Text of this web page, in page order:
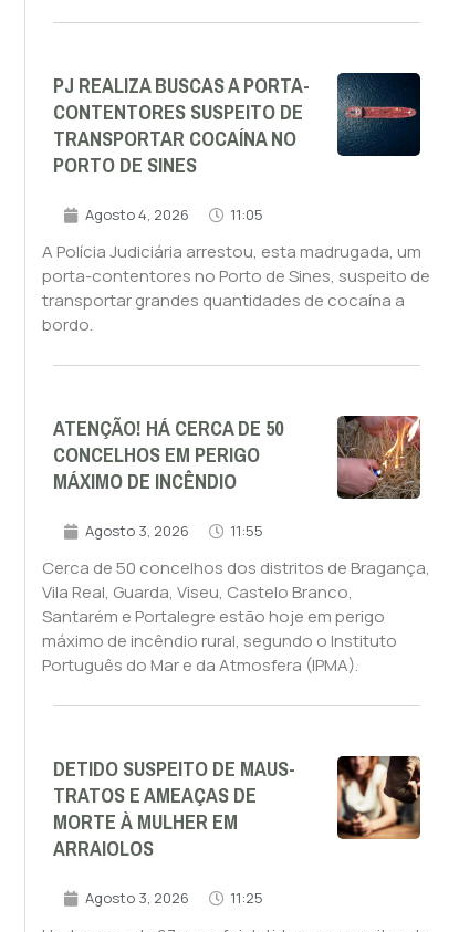
PJ REALIZA BUSCAS A PORTA-
CONTENTORES SUSPEITO DE
TRANSPORTAR COCAÍNA NO
PORTO DE SINES
Agosto 4, 2026 11:05
A Polícia Judiciária arrestou, esta madrugada, um
porta-contentores no Porto de Sines, suspeito de
transportar grandes quantidades de cocaína a
bordo.
ATENÇÃO! HÁ CERCA DE 50
CONCELHOS EM PERIGO
MÁXIMO DE INCÊNDIO
Agosto 3, 2026 11:55
Cerca de 50 concelhos dos distritos de Bragança,
Vila Real, Guarda, Viseu, Castelo Branco,
Santarém e Portalegre estão hoje em perigo
máximo de incêndio rural, segundo o Instituto
Português do Mar e da Atmosfera (IPMA).
DETIDO SUSPEITO DE MAUS-
TRATOS E AMEAÇAS DE
MORTE À MULHER EM
ARRAIOLOS
Agosto 3, 2026 11:25